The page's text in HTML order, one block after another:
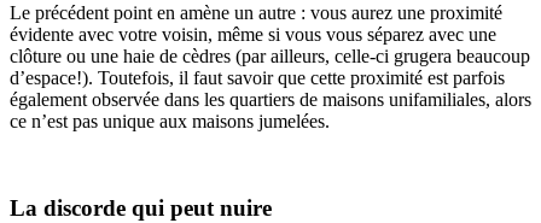
Le précédent point en amène un autre : vous aurez une proximité
évidente avec votre voisin, même si vous vous séparez avec une
clôture ou une haie de cèdres (par ailleurs, celle-ci grugera beaucoup
d’espace!). Toutefois, il faut savoir que cette proximité est parfois
également observée dans les quartiers de maisons unifamiliales, alors
ce n’est pas unique aux maisons jumelées.
La discorde qui peut nuire